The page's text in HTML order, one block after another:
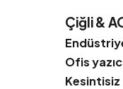
Çiğli &
Ofis